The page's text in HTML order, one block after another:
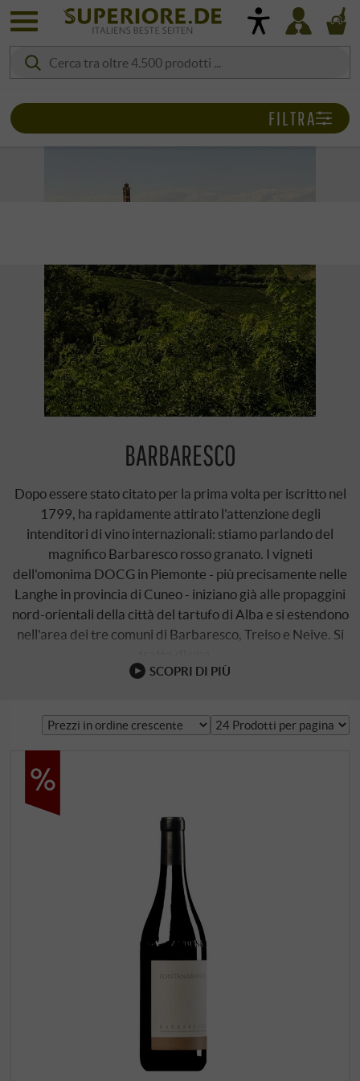
BARBARESCO
Dopo essere stato citato per la prima volta per iscritto nel
1799, ha rapidamente attirato l'attenzione degli
intenditori di vino internazionali: stiamo parlando del
magnifico Barbaresco rosso granato. I vigneti
dell'omonima DOCG in Piemonte - più precisamente nelle
Langhe in provincia di Cuneo - iniziano già alle propaggini
nord-orientali della città del tartufo di Alba e si estendono
nell'area dei tre comuni di Barbaresco, Treiso e Neive. Si
SCOPRI DI PIÙ
FILTRA